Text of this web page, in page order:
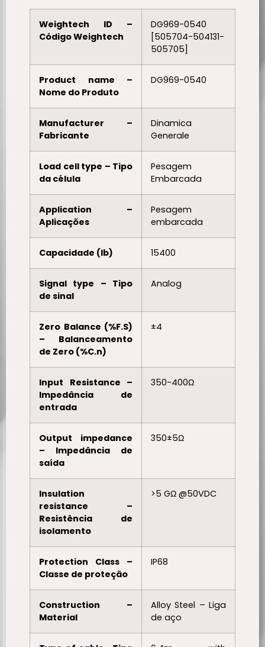
Weightech ID –
Código Weightech
DG969-0540
[505704-504131-
505705]
Product name –
Nome do Produto
DG969-0540
Manufacturer –
Fabricante
Dinamica
Generale
Load cell type – Tipo
da célula
Pesagem
Embarcada
Application –
Aplicações
Pesagem
embarcada
Capacidade (lb) 15400
Signal type – Tipo
de sinal
Analog
Zero Balance (%F.S)
– Balanceamento
de Zero (%C.n)
±4
Input Resistance –
Impedância de
entrada
350-400Ω
Output impedance
– Impedância de
saída
350±5Ω
Insulation
resistance –
Resistência de
isolamento
>5 GΩ @50VDC
Protection Class –
Classe de proteção
IP68
Construction –
Material
Alloy Steel – Liga
de aço